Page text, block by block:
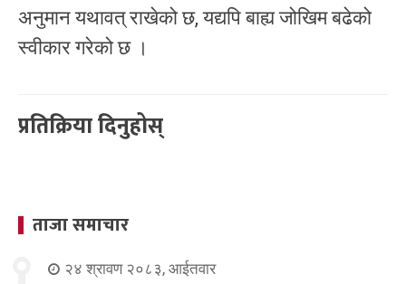
अनुमान यथावत् राखेको छ, यद्यपि बाह्य जोखिम बढेको
स्वीकार गरेको छ ।
प्रतिक्रिया दिनुहोस्
ताजा समाचार
२४ श्रावण २०८३, आईतवार